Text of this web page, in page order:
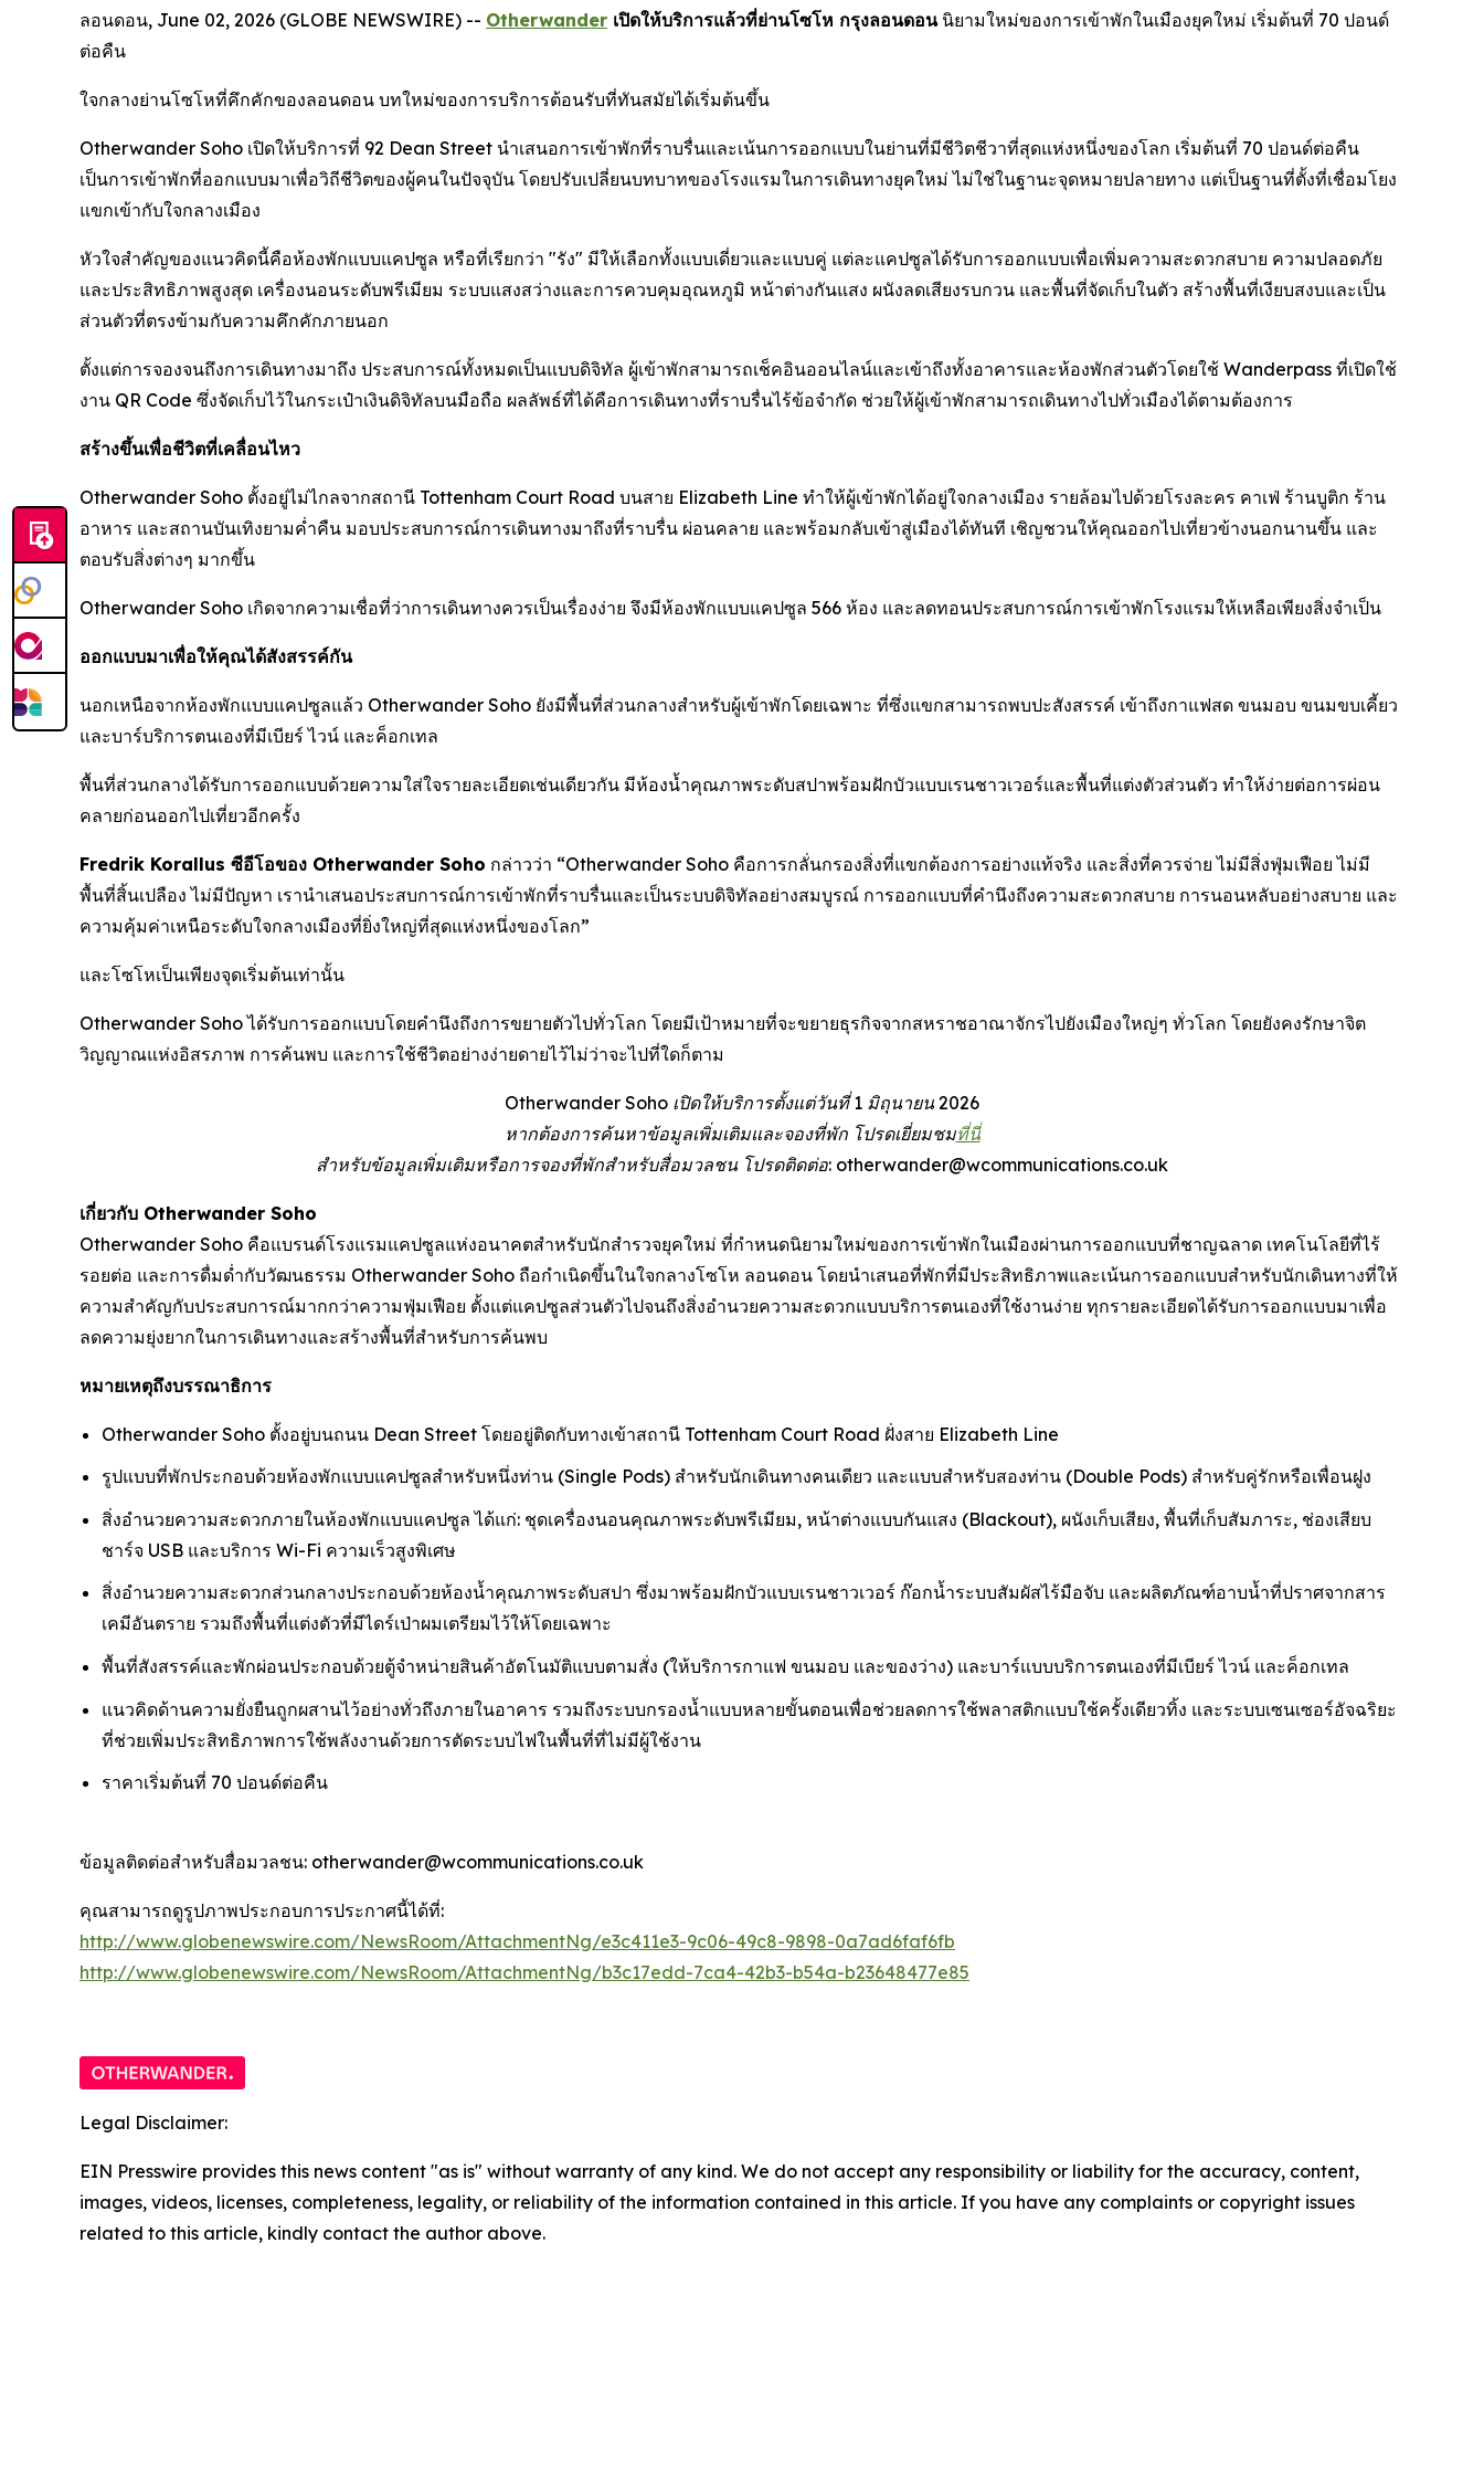
ลอนดอน, June 02, 2026 (GLOBE NEWSWIRE) -- Otherwander เปิดให้บริการแล้วที่ย่านโซโห กรุงลอนดอนนิยามใหม่ของการเข้าพักในเมืองยุคใหม่ เริ่มต้นที่ 70 ปอนด์
ต่อคืน
ใจกลางย่านโซโหที่คึกคักของลอนดอน บทใหม่ของการบริการต้อนรับที่ทันสมัยได้เริ่มต้นขึ้น
Otherwander Soho เปิดให้บริการที่ 92 Dean Street นำเสนอการเข้าพักที่ราบรื่นและเน้นการออกแบบในย่านที่มีชีวิตชีวาที่สุดแห่งหนึ่งของโลก เริ่มต้นที่ 70 ปอนด์ต่อคืน
เป็นการเข้าพักที่ออกแบบมาเพื่อวิถีชีวิตของผู้คนในปัจจุบัน โดยปรับเปลี่ยนบทบาทของโรงแรมในการเดินทางยุคใหม่ ไม่ใช่ในฐานะจุดหมายปลายทาง แต่เป็นฐานที่ตั้งที่เชื่อมโยง
แขกเข้ากับใจกลางเมือง
หัวใจสำคัญของแนวคิดนี้คือห้องพักแบบแคปซูล หรือที่เรียกว่า "รัง" มีให้เลือกทั้งแบบเดี่ยวและแบบคู่ แต่ละแคปซูลได้รับการออกแบบเพื่อเพิ่มความสะดวกสบาย ความปลอดภัย
และประสิทธิภาพสูงสุด เครื่องนอนระดับพรีเมียม ระบบแสงสว่างและการควบคุมอุณหภูมิ หน้าต่างกันแสง ผนังลดเสียงรบกวน และพื้นที่จัดเก็บในตัว สร้างพื้นที่เงียบสงบและเป็น
ส่วนตัวที่ตรงข้ามกับความคึกคักภายนอก
ตั้งแต่การจองจนถึงการเดินทางมาถึง ประสบการณ์ทั้งหมดเป็นแบบดิจิทัล ผู้เข้าพักสามารถเช็คอินออนไลน์และเข้าถึงทั้งอาคารและห้องพักส่วนตัวโดยใช้ Wanderpass ที่เปิดใช้
งาน QR Code ซึ่งจัดเก็บไว้ในกระเป๋าเงินดิจิทัลบนมือถือ ผลลัพธ์ที่ได้คือการเดินทางที่ราบรื่นไร้ข้อจำกัด ช่วยให้ผู้เข้าพักสามารถเดินทางไปทั่วเมืองได้ตามต้องการ
สร้างขึ้นเพื่อชีวิตที่เคลื่อนไหว
Otherwander Soho ตั้งอยู่ไม่ไกลจากสถานี Tottenham Court Road บนสาย Elizabeth Line ทำให้ผู้เข้าพักได้อยู่ใจกลางเมือง รายล้อมไปด้วยโรงละคร คาเฟ่ ร้านบูติก ร้าน
อาหาร และสถานบันเทิงยามค่ำคืน มอบประสบการณ์การเดินทางมาถึงที่ราบรื่น ผ่อนคลาย และพร้อมกลับเข้าสู่เมืองได้ทันที เชิญชวนให้คุณออกไปเที่ยวข้างนอกนานขึ้น และ
ตอบรับสิ่งต่างๆ มากขึ้น
Otherwander Soho เกิดจากความเชื่อที่ว่าการเดินทางควรเป็นเรื่องง่าย จึงมีห้องพักแบบแคปซูล 566 ห้อง และลดทอนประสบการณ์การเข้าพักโรงแรมให้เหลือเพียงสิ่งจำเป็น
ออกแบบมาเพื่อให้คุณได้สังสรรค์กัน
นอกเหนือจากห้องพักแบบแคปซูลแล้ว Otherwander Soho ยังมีพื้นที่ส่วนกลางสำหรับผู้เข้าพักโดยเฉพาะ ที่ซึ่งแขกสามารถพบปะสังสรรค์ เข้าถึงกาแฟสด ขนมอบ ขนมขบเคี้ยว
และบาร์บริการตนเองที่มีเบียร์ ไวน์ และค็อกเทล
พื้นที่ส่วนกลางได้รับการออกแบบด้วยความใส่ใจรายละเอียดเช่นเดียวกัน มีห้องน้ำคุณภาพระดับสปาพร้อมฝักบัวแบบเรนชาวเวอร์และพื้นที่แต่งตัวส่วนตัว ทำให้ง่ายต่อการผ่อน
คลายก่อนออกไปเที่ยวอีกครั้ง
Fredrik Korallus ซีอีโอของ Otherwander Soho กล่าวว่า “Otherwander Soho คือการกลั่นกรองสิ่งที่แขกต้องการอย่างแท้จริง และสิ่งที่ควรจ่าย ไม่มีสิ่งฟุ่มเฟือย ไม่มี
พื้นที่สิ้นเปลือง ไม่มีปัญหา เรานำเสนอประสบการณ์การเข้าพักที่ราบรื่นและเป็นระบบดิจิทัลอย่างสมบูรณ์ การออกแบบที่คำนึงถึงความสะดวกสบาย การนอนหลับอย่างสบาย และ
ความคุ้มค่าเหนือระดับใจกลางเมืองที่ยิ่งใหญ่ที่สุดแห่งหนึ่งของโลก”
และโซโหเป็นเพียงจุดเริ่มต้นเท่านั้น
Otherwander Soho ได้รับการออกแบบโดยคำนึงถึงการขยายตัวไปทั่วโลก โดยมีเป้าหมายที่จะขยายธุรกิจจากสหราชอาณาจักรไปยังเมืองใหญ่ๆ ทั่วโลก โดยยังคงรักษาจิต
วิญญาณแห่งอิสรภาพ การค้นพบ และการใช้ชีวิตอย่างง่ายดายไว้ไม่ว่าจะไปที่ใดก็ตาม
Otherwander Soho เปิดให้บริการตั้งแต่วันที่ 1 มิถุนายน 2026
หากต้องการค้นหาข้อมูลเพิ่มเติมและจองที่พัก โปรดเยี่ยมชมที่นี่
สำหรับข้อมูลเพิ่มเติมหรือการจองที่พักสำหรับสื่อมวลชน โปรดติดต่อ: otherwander@wcommunications.co.uk
เกี่ยวกับ Otherwander Soho
Otherwander Soho คือแบรนด์โรงแรมแคปซูลแห่งอนาคตสำหรับนักสำรวจยุคใหม่ ที่กำหนดนิยามใหม่ของการเข้าพักในเมืองผ่านการออกแบบที่ชาญฉลาด เทคโนโลยีที่ไร้
รอยต่อ และการดื่มด่ำกับวัฒนธรรม Otherwander Soho ถือกำเนิดขึ้นในใจกลางโซโห ลอนดอน โดยนำเสนอที่พักที่มีประสิทธิภาพและเน้นการออกแบบสำหรับนักเดินทางที่ให้
ความสำคัญกับประสบการณ์มากกว่าความฟุ่มเฟือย ตั้งแต่แคปซูลส่วนตัวไปจนถึงสิ่งอำนวยความสะดวกแบบบริการตนเองที่ใช้งานง่าย ทุกรายละเอียดได้รับการออกแบบมาเพื่อ
ลดความยุ่งยากในการเดินทางและสร้างพื้นที่สำหรับการค้นพบ
หมายเหตุถึงบรรณาธิการ
Otherwander Soho ตั้งอยู่บนถนน Dean Street โดยอยู่ติดกับทางเข้าสถานี Tottenham Court Road ฝั่งสาย Elizabeth Line
รูปแบบที่พักประกอบด้วยห้องพักแบบแคปซูลสำหรับหนึ่งท่าน (Single Pods) สำหรับนักเดินทางคนเดียว และแบบสำหรับสองท่าน (Double Pods) สำหรับคู่รักหรือเพื่อนฝูง
สิ่งอำนวยความสะดวกภายในห้องพักแบบแคปซูล ได้แก่: ชุดเครื่องนอนคุณภาพระดับพรีเมียม, หน้าต่างแบบกันแสง (Blackout), ผนังเก็บเสียง, พื้นที่เก็บสัมภาระ, ช่องเสียบ
ชาร์จ USB และบริการ Wi-Fi ความเร็วสูงพิเศษ
สิ่งอำนวยความสะดวกส่วนกลางประกอบด้วยห้องน้ำคุณภาพระดับสปา ซึ่งมาพร้อมฝักบัวแบบเรนชาวเวอร์ ก๊อกน้ำระบบสัมผัสไร้มือจับ และผลิตภัณฑ์อาบน้ำที่ปราศจากสาร
เคมีอันตราย รวมถึงพื้นที่แต่งตัวที่มีไดร์เป่าผมเตรียมไว้ให้โดยเฉพาะ
พื้นที่สังสรรค์และพักผ่อนประกอบด้วยตู้จำหน่ายสินค้าอัตโนมัติแบบตามสั่ง (ให้บริการกาแฟ ขนมอบ และของว่าง) และบาร์แบบบริการตนเองที่มีเบียร์ ไวน์ และค็อกเทล
แนวคิดด้านความยั่งยืนถูกผสานไว้อย่างทั่วถึงภายในอาคาร รวมถึงระบบกรองน้ำแบบหลายขั้นตอนเพื่อช่วยลดการใช้พลาสติกแบบใช้ครั้งเดียวทิ้ง และระบบเซนเซอร์อัจฉริยะ
ที่ช่วยเพิ่มประสิทธิภาพการใช้พลังงานด้วยการตัดระบบไฟในพื้นที่ที่ไม่มีผู้ใช้งาน
ราคาเริ่มต้นที่ 70 ปอนด์ต่อคืน
ข้อมูลติดต่อสำหรับสื่อมวลชน: otherwander@wcommunications.co.uk
คุณสามารถดูรูปภาพประกอบการประกาศนี้ได้ที่:
http://www.globenewswire.com/NewsRoom/AttachmentNg/e3c411e3-9c06-49c8-9898-0a7ad6faf6fb
http://www.globenewswire.com/NewsRoom/AttachmentNg/b3c17edd-7ca4-42b3-b54a-b23648477e85
Legal Disclaimer:
EIN Presswire provides this news content "as is" without warranty of any kind. We do not accept any responsibility or liability for the accuracy, content,
images, videos, licenses, completeness, legality, or reliability of the information contained in this article. If you have any complaints or copyright issues
related to this article, kindly contact the author above.